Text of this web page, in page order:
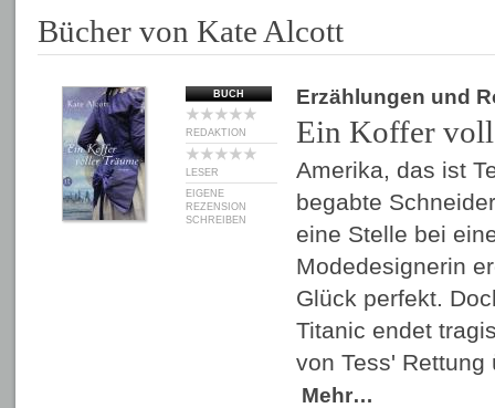
Bücher von Kate Alcott
BUCH
REDAKTION
LESER
EIGENE
REZENSION
SCHREIBEN
Erzählungen und
Ein Koffer
Amerika, das ist
begabte
eine Stelle bei
Modedesignerin
Glück perfekt.
Titanic endet
von Tess'
Mehr…